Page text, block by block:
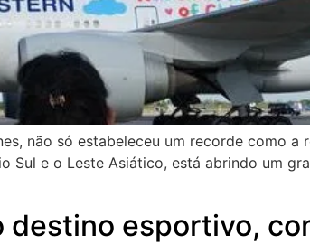
não só estabeleceu um recorde como a
Sul e o Leste Asiático, está abrindo um
esportivo,